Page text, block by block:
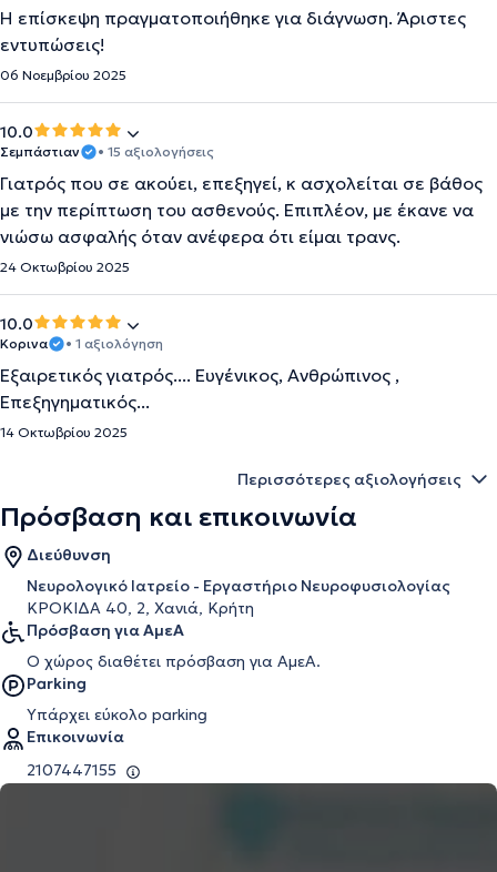
Η επίσκεψη πραγματοποιήθηκε για διάγνωση. Άριστες
εντυπώσεις!
06 Νοεμβρίου 2025
10.0
Σεμπάστιαν • 15 αξιολογήσεις
Γιατρός που σε ακούει, επεξηγεί, κ ασχολείται σε βάθος
με την περίπτωση του ασθενούς. Επιπλέον, με έκανε να
νιώσω ασφαλής όταν ανέφερα ότι είμαι τρανς.
24 Οκτωβρίου 2025
10.0
Κορινα • 1 αξιολόγηση
Εξαιρετικός γιατρός.... Ευγένικος, Ανθρώπινος ,
Επεξηγηματικός...
14 Οκτωβρίου 2025
Περισσότερες αξιολογήσεις
Πρόσβαση και επικοινωνία
Διεύθυνση
Νευρολογικό Ιατρείο - Εργαστήριο Νευροφυσιολογίας
ΚΡΟΚΙΔΑ 40, 2, Χανιά, Κρήτη
Πρόσβαση για ΑμεΑ
Ο χώρος διαθέτει πρόσβαση για ΑμεΑ.
Parking
Υπάρχει εύκολο parking
Επικοινωνία
2107447155